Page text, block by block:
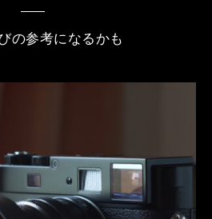
の参考になるかも